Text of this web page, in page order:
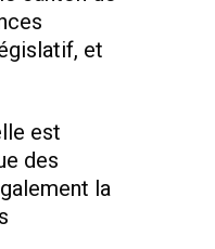
et
est
des
la